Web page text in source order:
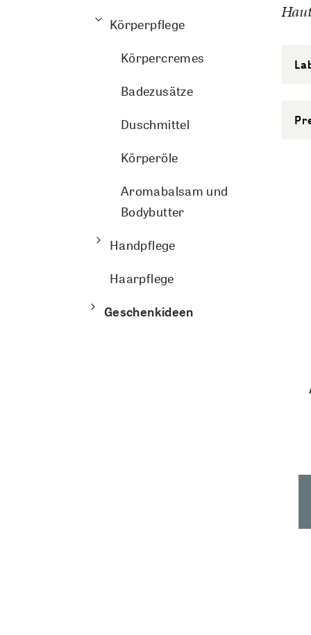
Körperpflege
Körpercremes
Badezusätze
Duschmittel
Körperöle
Aromabalsam und
Bodybutter
Handpflege
Haarpflege
Geschenkideen